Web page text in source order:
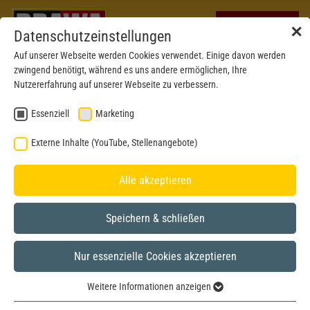
BRAWA MUSEUM
Model year 2023
✕
Datenschutzeinstellungen
Auf unserer Webseite werden Cookies verwendet. Einige davon werden
zwingend benötigt, während es uns andere ermöglichen, Ihre
Nutzererfahrung auf unserer Webseite zu verbessern.
Essenziell Marketing
Externe Inhalte (YouTube, Stellenangebote)
Alle akzeptieren
Speichern & schließen
Nur essenzielle Cookies akzeptieren
Weitere Informationen anzeigen